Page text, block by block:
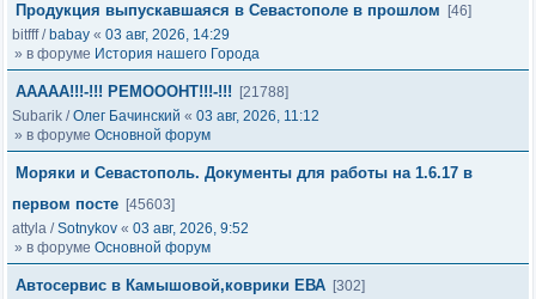
Продукция выпускавшаяся в Севастополе в прошлом
[46]
bitfff/ babay « 03 авг, 2026, 14:29
» в форуме История нашего Города
ААААА!!!-!!! РЕМОООНТ!!!-!!!
[21788]
Subarik /Олег Бачинский « 03 авг, 2026, 11:12
» в форуме Основной форум
Моряки и Севастополь. Документы для работы на 1.6.17 в
первом посте [45603]
attyla /Sotnykov « 03 авг, 2026, 9:52
» в форуме Основной форум
Автосервис в Камышовой,коврики ЕВА [302]